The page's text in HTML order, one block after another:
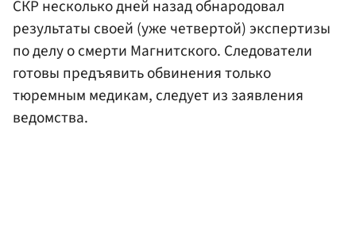
СКР несколько дней назад обнародовал
результаты своей (уже четвертой) экспертизы
по делу о смерти Магнитского. Следователи
готовы предъявить обвинения только
тюремным медикам, следует из заявления
ведомства.